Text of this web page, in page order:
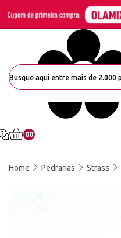
00
Home Pedrarias Strass